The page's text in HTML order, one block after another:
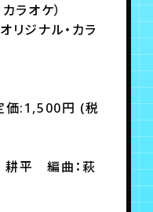
ラオケ）
リジナル・カラ
価:1,500円 (税
耕平 編曲：萩